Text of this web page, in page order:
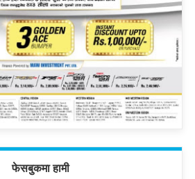
फेसबुकमा हामी